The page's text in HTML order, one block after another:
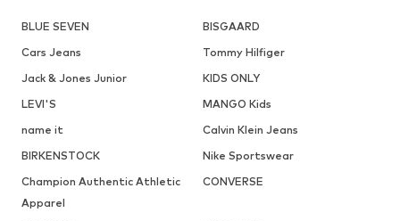
BLUE SEVEN
BISGAARD
Cars Jeans
Tommy Hilfiger
Jack & Jones Junior
KIDS ONLY
LEVI'S
MANGO Kids
name it
Calvin Klein Jeans
BIRKENSTOCK
Nike Sportswear
Champion Authentic Athletic
Apparel
CONVERSE